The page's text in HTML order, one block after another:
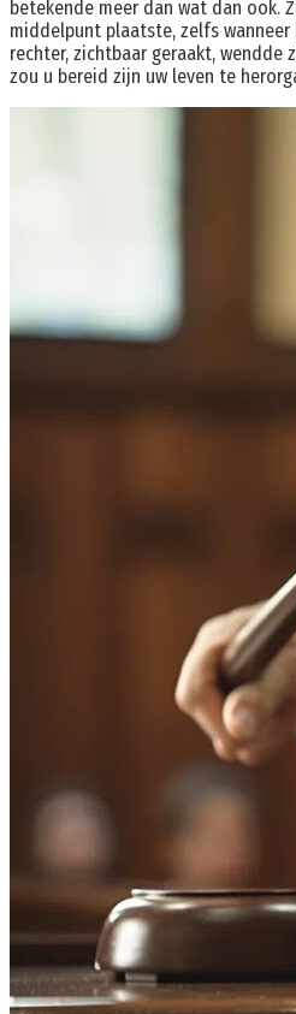
betekende meer dan wat dan ook.
middelpunt plaatste, zelfs wanneer
rechter, zichtbaar geraakt, wendde
zou u bereid zijn uw leven te